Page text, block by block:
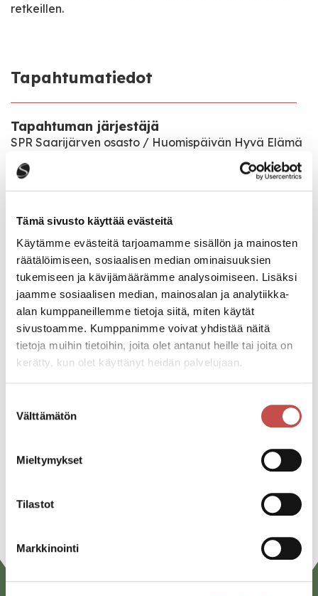
Tämä sivusto käyttää evästeitä
Käytämme evästeitä tarjoamamme sisällön ja mainosten
räätälöimiseen, sosiaalisen median ominaisuuksien
tukemiseen ja kävijämäärämme analysoimiseen. Lisäksi
jaamme sosiaalisen median, mainosalan ja analytiikka-
alan kumppaneillemme tietoja siitä, miten käytät
sivustoamme. Kumppanimme voivat yhdistää näitä
tietoja muihin tietoihin, joita olet antanut heille tai joita on
kerätty, kun olet käyttänyt heidän palvelujaan.
valinta
Välttämätön
Mieltymykset
Tilastot
Markkinointi
retkeillen.
Tapahtumatiedot
Tapahtuman järjestäjä
SPR Saarijärven osasto / Huomispäivän Hyvä Elämä
Runebergin Puisto, Mittarinpolku 1
Pääsymaksu
Maksuton tapahtuma
Katso kaikki tapahtumat
Facebook
Linkedin